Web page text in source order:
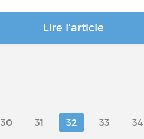
Lire l'article
30 31 32 33 34